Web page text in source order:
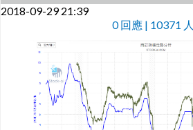
2018-09-29 21:39
0回應 | 10371